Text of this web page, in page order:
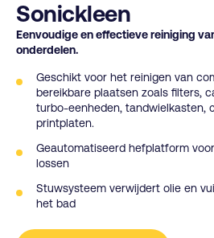
Sonickleen
Eenvoudige en effectieve reiniging
onderdelen.
Geschikt voor het reinigen van
bereikbare plaatsen zoals filters,
turbo-eenheden, tandwielkasten,
printplaten.
Geautomatiseerd hefplatform
lossen
Stuwsysteem verwijdert olie en
het bad